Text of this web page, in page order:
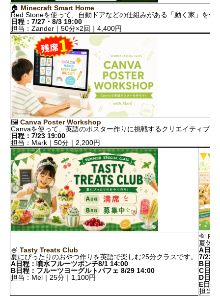
🏠 Minecraft Smart Home
Red Stoneを使って、自動ドアなどの仕組みがある「動く家」を作
日程：7/27・8/3 19:00
担当：Zander｜50分×2回｜4,400円
🖼️ Canva Poster Workshop
Canvaを使って、英語のポスター作りに挑戦するクリエイティブク
日程：7/23 19:00
担当：Mark｜50分｜2,200円
🍧 Tasty Treats Club
夏にぴったりのおやつ作りを英語で楽しむ25分クラスです。
A日程：噴水フルーツポンチ8/1 14:00
B日程：フルーツヨーグルトパフェ 8/29 14:00
担当：Mel｜25分｜1,100円
🌞
夏休
A日程
7/22
B日
C日
D日
E日
担当